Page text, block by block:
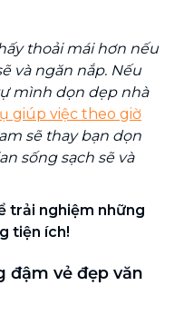
thoải mái hơn nếu
và ngăn nắp. Nếu
mình dọn dẹp nhà
giúp việc theo giờ
sẽ thay bạn dọn
sống sạch sẽ và
trải nghiệm những
tiện ích!
đậm vẻ đẹp văn